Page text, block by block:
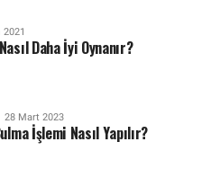
2021
Daha İyi Oynanır?
28 Mart 2023
İşlemi Nasıl Yapılır?